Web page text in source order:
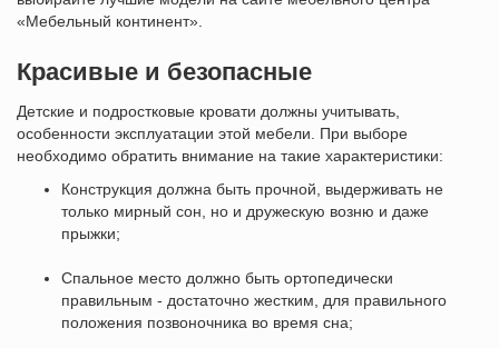
«Мебельный континент».
Красивые и безопасные
Детские и подростковые кровати должны учитывать,
особенности эксплуатации этой мебели. При выборе
необходимо обратить внимание на такие характеристики:
Конструкция должна быть прочной, выдерживать не
только мирный сон, но и дружескую возню и даже
прыжки;
Спальное место должно быть ортопедически
правильным - достаточно жестким, для правильного
положения позвоночника во время сна;